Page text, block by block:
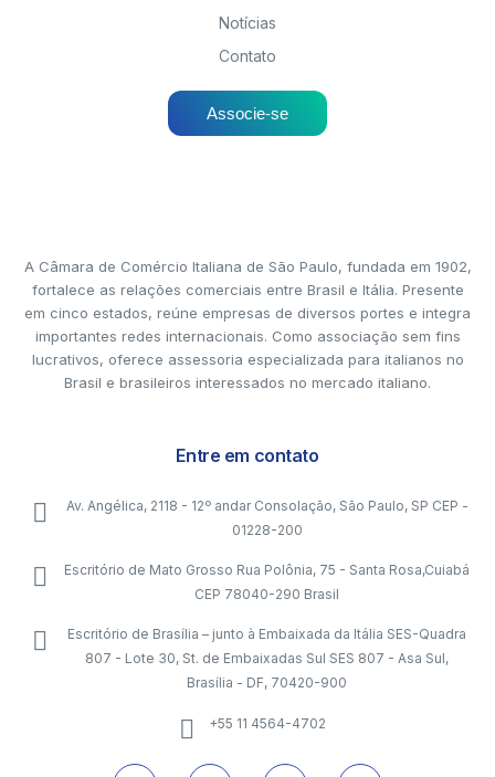
Notícias
Contato
Associe-se
A Câmara de Comércio Italiana de São Paulo, fundada em 1902,
fortalece as relações comerciais entre Brasil e Itália. Presente
em cinco estados, reúne empresas de diversos portes e integra
importantes redes internacionais. Como associação sem fins
lucrativos, oferece assessoria especializada para italianos no
Brasil e brasileiros interessados no mercado italiano.
Entre em contato
Av. Angélica, 2118 - 12º andar Consolação, São Paulo, SP CEP -
01228-200
Escritório de Mato Grosso Rua Polônia, 75 - Santa Rosa,Cuiabá
CEP 78040-290 Brasil
Escritório de Brasília – junto à Embaixada da Itália SES-Quadra
807 - Lote 30, St. de Embaixadas Sul SES 807 - Asa Sul,
Brasília - DF, 70420-900
+55 11 4564-4702